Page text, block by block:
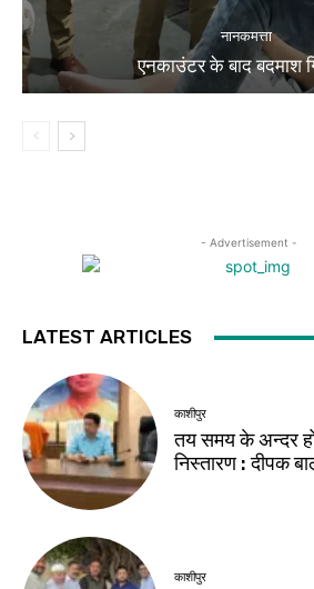
नानकमत्ता
एनकाउंटर के बाद बदमाश
- Advertisement -
LATEST ARTICLES
काशीपुर
तय समय के अन्दर
निस्तारण : दीपक
काशीपुर